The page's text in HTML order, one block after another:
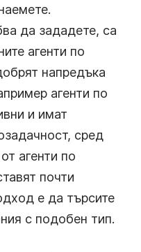
да зададете, са
агенти по
напредъка
агенти по
и имат
сред
агенти по
почти
е да търсите
с подобен тип.